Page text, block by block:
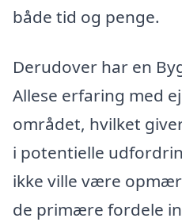
både tid og penge.
Derudover har en
Allese erfaring med
området, hvilket
i potentielle
ikke ville være
de primære fordele